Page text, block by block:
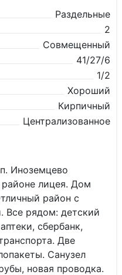
Раздельные
2
Совмещенный
41/27/6
1/2
Хороший
Кирпичный
Централизованное
Иноземцево
лицея. Дом
район с
Все рядом: детский
сбербанк,
Две
Санузел
новая проводка.